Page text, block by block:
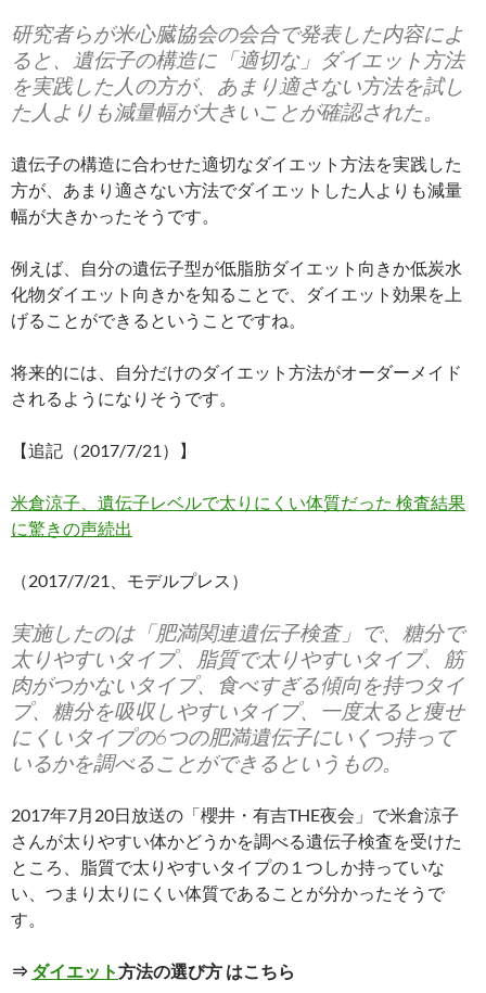
研究者らが米心臓協会の会合で発表した内容によ
ると、遺伝子の構造に「適切な」ダイエット方法
を実践した人の方が、あまり適さない方法を試し
た人よりも減量幅が大きいことが確認された。
遺伝子の構造に合わせた適切なダイエット方法を実践した
方が、あまり適さない方法でダイエットした人よりも減量
幅が大きかったそうです。
例えば、自分の遺伝子型が低脂肪ダイエット向きか低炭水
化物ダイエット向きかを知ることで、ダイエット効果を上
げることができるということですね。
将来的には、自分だけのダイエット方法がオーダーメイド
されるようになりそうです。
【追記（2017/7/21）】
米倉涼子、遺伝子レベルで太りにくい体質だった 検査結果
に驚きの声続出
（2017/7/21、モデルプレス）
実施したのは「肥満関連遺伝子検査」で、糖分で
太りやすいタイプ、脂質で太りやすいタイプ、筋
肉がつかないタイプ、食べすぎる傾向を持つタイ
プ、糖分を吸収しやすいタイプ、一度太ると痩せ
にくいタイプの6つの肥満遺伝子にいくつ持って
いるかを調べることができるというもの。
2017年7月20日放送の「櫻井・有吉THE夜会」で米倉涼子
さんが太りやすい体かどうかを調べる遺伝子検査を受けた
ところ、脂質で太りやすいタイプの１つしか持っていな
い、つまり太りにくい体質であることが分かったそうで
す。
⇒ ダイエット方法の選び方 はこちら